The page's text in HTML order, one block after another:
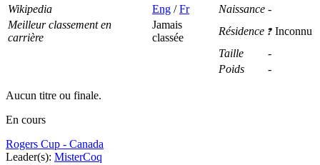
Wikipedia
Eng /Fr Naissance -
Meilleur classement en
carrière
Jamais
classée
Résidence
Inconnu
Taille
-
Poids
-
Aucun titre ou finale.
En cours
Rogers Cup - Canada
Leader(s): MisterCoq